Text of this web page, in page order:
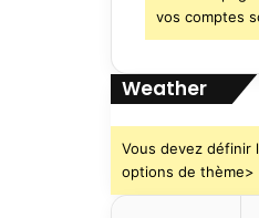
vos comptes
Weather
Vous devez définir
options de thème>